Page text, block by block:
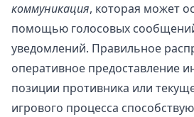
коммуникация, которая может
помощью голосовых
уведомлений. Правильное
оперативное предоставление
позиции противника или
игрового процесса